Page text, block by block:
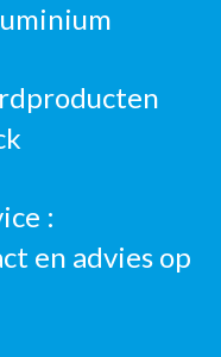
:
en advies op